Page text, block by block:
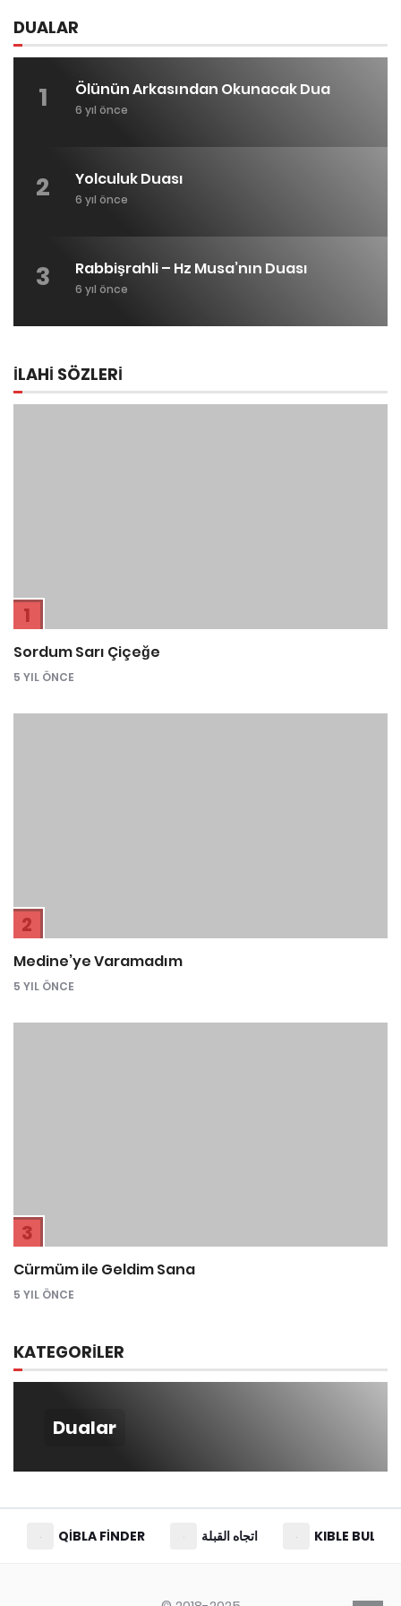
DUALAR
1 Ölünün Arkasından Okunacak Dua
6 yıl önce
2 Yolculuk Duası
6 yıl önce
3 Rabbişrahli – Hz Musa’nın Duası
6 yıl önce
İLAHİ SÖZLERİ
1
Sordum Sarı Çiçeğe
5 YIL ÖNCE
2
Medine’ye Varamadım
5 YIL ÖNCE
3
Cürmüm ile Geldim Sana
5 YIL ÖNCE
KATEGORİLER
Dualar
QIBLA FINDER اتجاه القبلة KIBLE BUL